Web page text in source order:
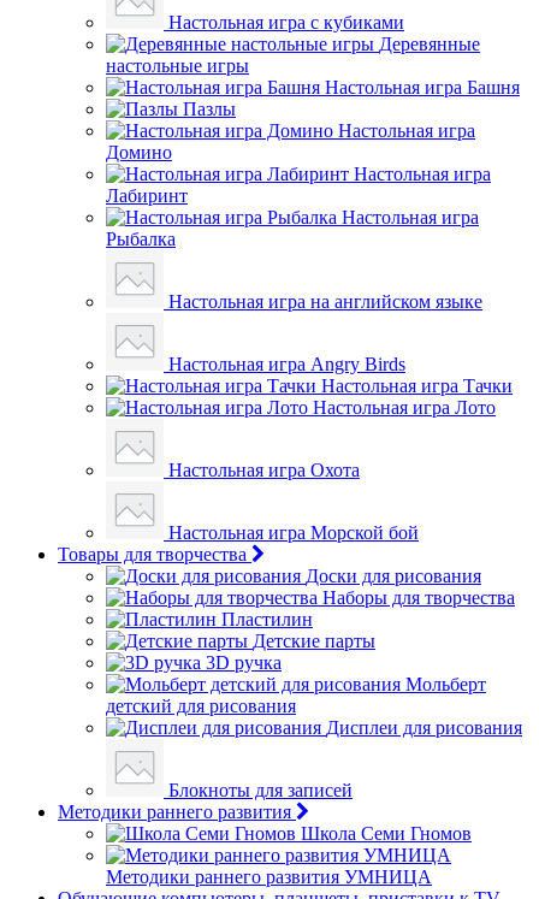
Настольная игра с кубиками
Деревянные
настольные игры
Настольная игра Башня
Пазлы
Настольная игра
Домино
Настольная игра
Лабиринт
Настольная игра
Рыбалка
Настольная игра на английском языке
Настольная игра Angry Birds
Настольная игра Тачки
Настольная игра Лото
Настольная игра Охота
Настольная игра Морской бой
Товары для творчества
Доски для рисования
Наборы для творчества
Пластилин
Детские парты
3D ручка
Мольберт
детский для рисования
Дисплеи для рисования
Блокноты для записей
Методики раннего развития
Школа Семи Гномов
Методики раннего развития УМНИЦА